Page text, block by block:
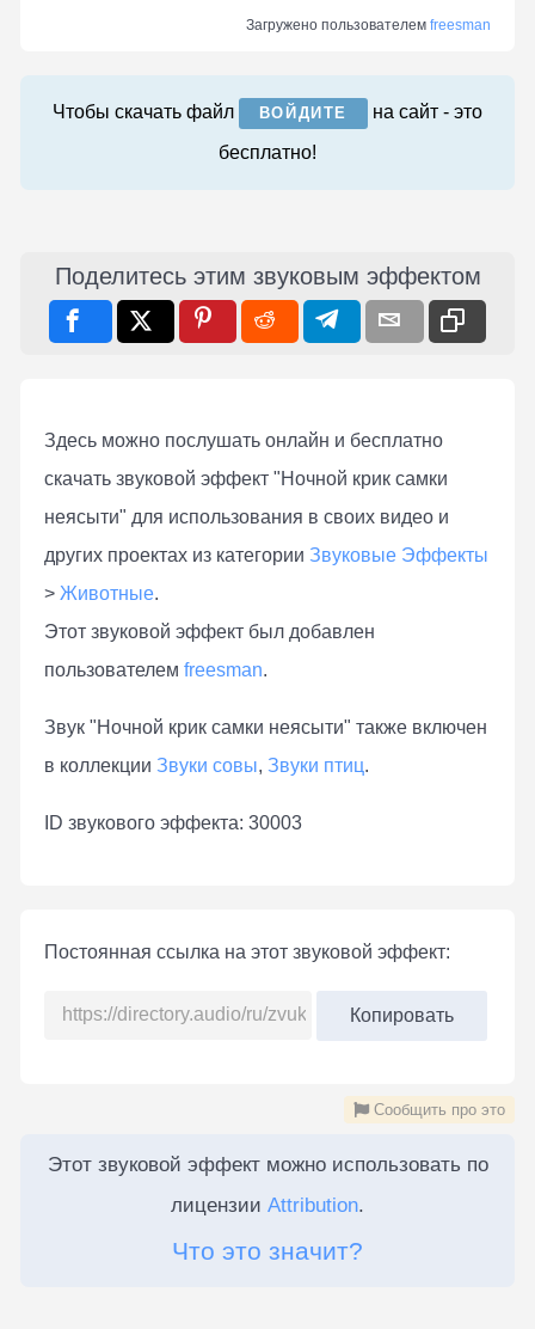
Загружено пользователем freesman
Чтобы скачать файл ВОЙДИТЕ
на сайт - это
бесплатно!
Поделитесь этим звуковым эффектом
Здесь можно послушать онлaйн и бесплатно
скачать звуковой эффект "Ночной крик самки
неясыти" для использования в своих видео и
других проектах из категории Звуковые Эффекты
> Животные.
Этот звуковой эффект был добавлен
пользователем freesman.
Звук "Ночной крик самки неясыти" также включен
в коллекции Звуки совы, Звуки птиц.
ID звукового эффекта: 30003
Постоянная ссылка на этот звуковой эффект:
Копировать
Сообщить про это
Этот звуковой эффект можно использовать по
лицензии Attribution.
Что это значит?